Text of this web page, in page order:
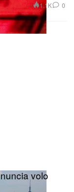
1.1K 0
volo